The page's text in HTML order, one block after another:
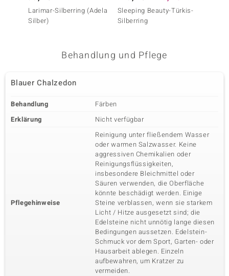
Larimar-Silberring (Adela
Silber)
Sleeping Beauty-Türkis-
Silberring
Behandlung und Pflege
Blauer Chalzedon
Behandlung
Färben
Erklärung
Nicht verfügbar
Pflegehinweise
Reinigung unter fließendem Wasser
oder warmen Salzwasser. Keine
aggressiven Chemikalien oder
Reinigungsflüssigkeiten,
insbesondere Bleichmittel oder
Säuren verwenden, die Oberfläche
könnte beschädigt werden. Einige
Steine verblassen, wenn sie starkem
Licht / Hitze ausgesetzt sind; die
Edelsteine nicht unnötig lange diesen
Bedingungen aussetzen. Edelstein-
Schmuck vor dem Sport, Garten- oder
Hausarbeit ablegen. Einzeln
aufbewahren, um Kratzer zu
vermeiden.